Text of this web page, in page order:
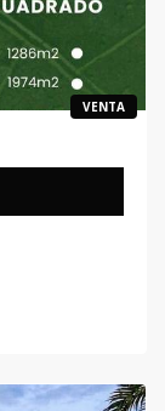
VENTA